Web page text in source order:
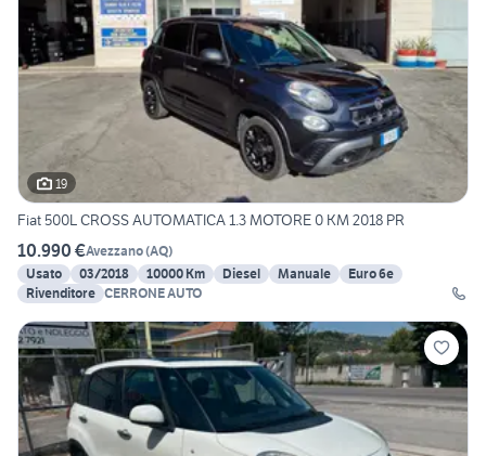
19
Fiat 500L CROSS AUTOMATICA 1.3 MOTORE 0 KM 2018 PR
10.990 €Avezzano(AQ)
Usato
03/2018 10000 Km Diesel Manuale
Euro 6e
Rivenditore CERRONE AUTO